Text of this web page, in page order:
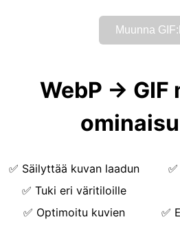
Muunna
WebP → GIF
✅ Säilyttää kuvan laadun
✅ Tuki eri väritiloille
✅ Optimoitu kuvien
✅
✅